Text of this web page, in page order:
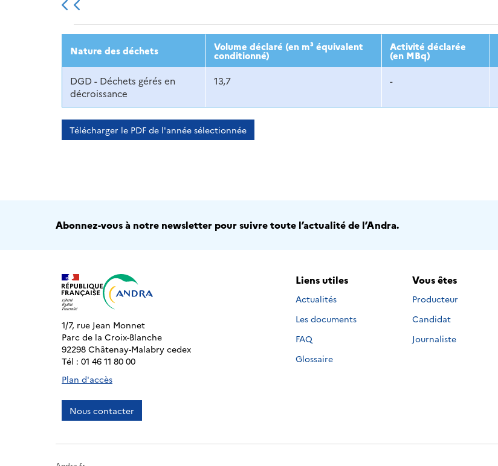
2013 2014 2015 2016 2017 2018 2019
Nature des déchets Volume déclaré (en m³ équivalent
conditionné)
Activité déclarée
(en MBq)
DGD - Déchets gérés en
décroissance
13,7 -
Télécharger le PDF de l'année sélectionnée
Abonnez-vous à notre newsletter pour suivre toute l’actualité de l’Andra.
1/7, rue Jean Monnet
Parc de la Croix-Blanche
92298 Châtenay-Malabry cedex
Tél : 01 46 11 80 00
Plan d'accès
Nous contacter
Liens utiles
Actualités
Les documents
FAQ
Glossaire
Vous êtes
Producteur
Candidat
Journaliste